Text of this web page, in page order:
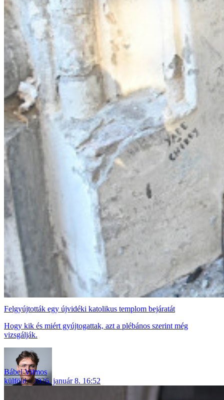
Felgyújtották egy újvidéki katolikus templom bejáratát
Hogy kik és miért gyújtogattak, azt a plébános szerint még
vizsgálják.
Bábel Vilmos
külföld
2026. január 8. 16:52